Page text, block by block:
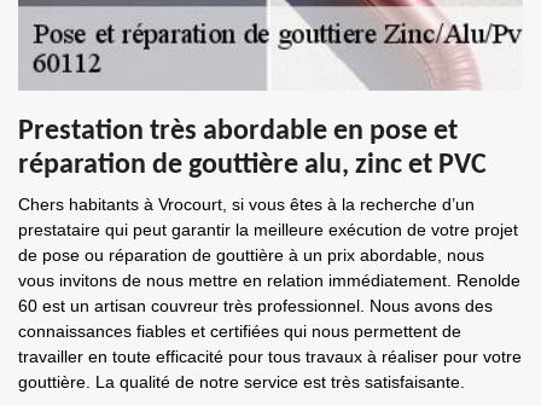
Prestation très abordable en pose et
réparation de gouttière alu, zinc et PVC
Chers habitants à Vrocourt, si vous êtes à la recherche d’un
prestataire qui peut garantir la meilleure exécution de votre projet
de pose ou réparation de gouttière à un prix abordable, nous
vous invitons de nous mettre en relation immédiatement. Renolde
60 est un artisan couvreur très professionnel. Nous avons des
connaissances fiables et certifiées qui nous permettent de
travailler en toute efficacité pour tous travaux à réaliser pour votre
gouttière. La qualité de notre service est très satisfaisante.